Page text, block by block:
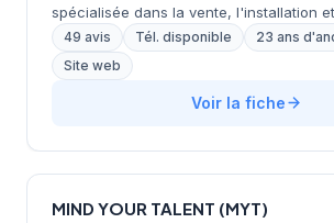
spécialisée dans la vente, l'installation
configuration de matériel informatique
support technique pour les particuliers
professionnels. L'entreprise propose
services de maintenance réseau et est
49 avis Tél. disponible
23 ans
Site web
Voir la fiche
MIND YOUR TALENT (MYT)